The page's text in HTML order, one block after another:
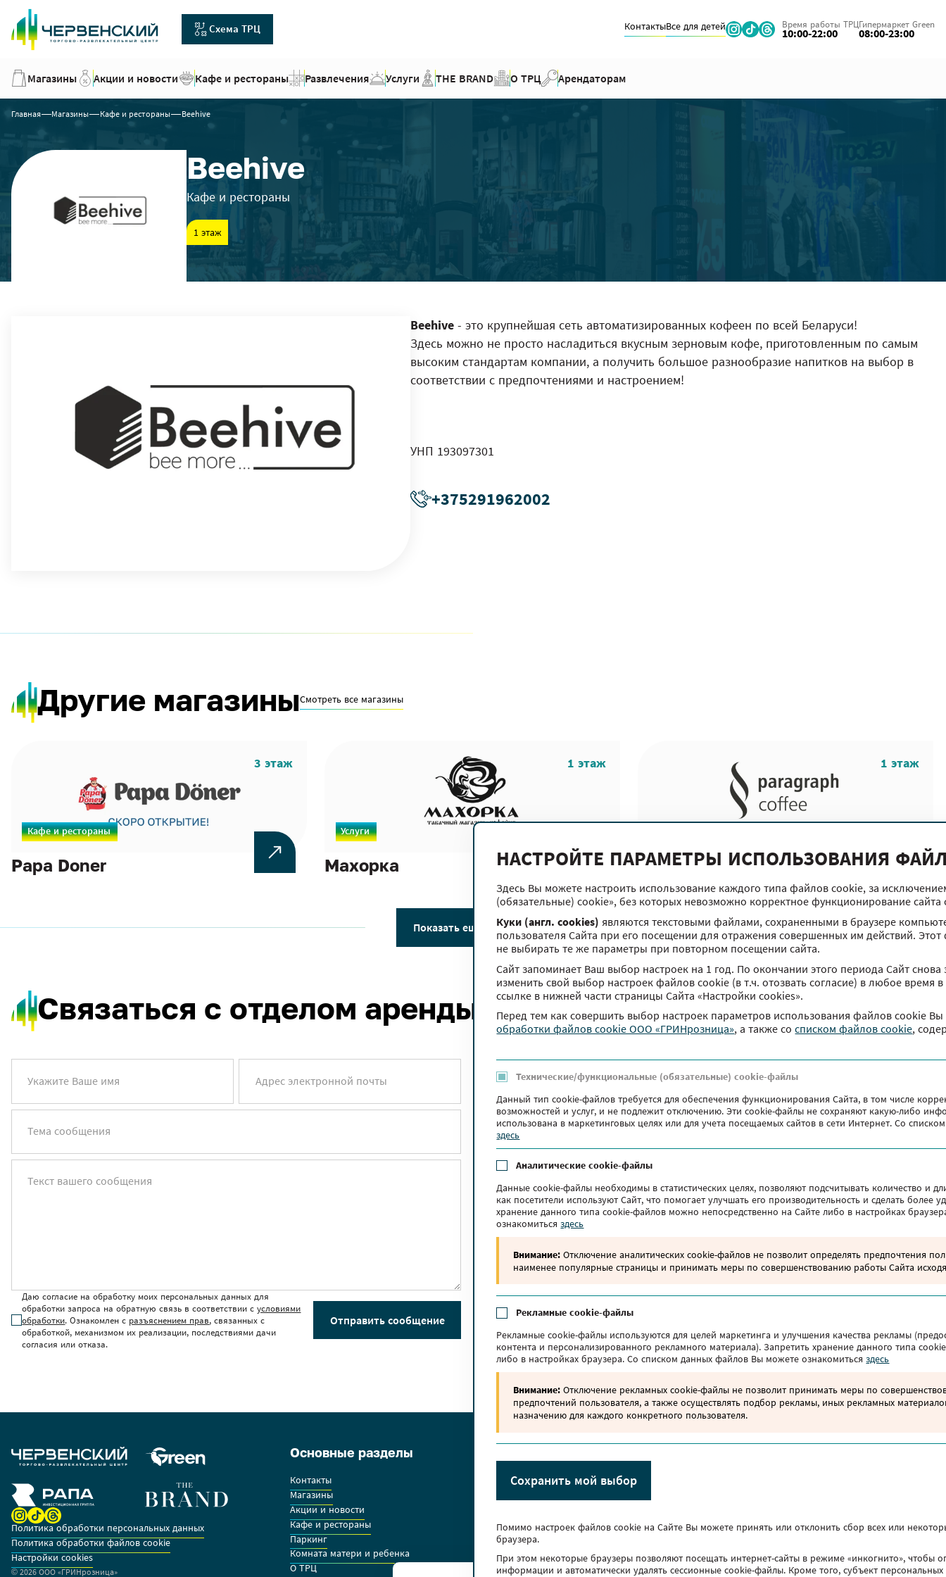
Схема ТРЦ КонтактыВсе для детей Время работы ТРЦ
10:00-22:00
Гипермаркет Green
08:00-23:00
Магазины Акции и новости Кафе и рестораны Развлечения Услуги THE BRAND О ТРЦ Арендаторам
Главная Магазины Кафе и рестораны Beehive
Beehive
Кафе и рестораны
1 этаж
Beehive- это крупнейшая сеть автоматизированных кофеен по всей Беларуси!
Здесь можно не просто насладиться вкусным зерновым кофе, приготовленным по самым
высоким стандартам компании, а получить большое разнообразие напитков на выбор в
соответствии с предпочтениями и настроением!
УНП 193097301
+375291962002
Другие магазиныСмотреть все магазины
Кафе и рестораны
3 этаж
Papa Doner
Услуги
1 этаж
Махорка
1 этаж
Paragraph Coffee
Показать еще магазины
Связаться с отделом аренды
Укажите Ваше имя Адрес электронной почты
Тема сообщения
Текст вашего сообщения
Даю согласие на обработку моих персональных данных для
обработки запроса на обратную связь в соответствии сусловиями
обработки. Ознакомлен с разъяснением прав, связанных с
обработкой, механизмом их реализации, последствиями дачи
согласия или отказа.
Отправить сообщение
На такси в ТРЦ Червенский
улица Маяковского, 6
Политика обработки персональных данных
Политика обработки файлов cookie
Настройки cookies
© 2026 OOO «ГРИНрозница»
Основные разделы
Контакты
Магазины
Акции и новости
Кафе и рестораны
Паркинг
Комната матери и ребенка
О ТРЦ
Размещение рекламы
Дополнительно
Время работы ТРЦГипермаркет Green
chervensky@green-market.by
НАСТРОЙТЕ ПАРАМЕТРЫ ИСПОЛЬЗОВАНИЯ
Здесь Вы можете настроить использование каждого типа файлов cookie, за
(обязательные) cookie», без которых невозможно корректное функционирование сайта
Куки (англ. cookies) являются текстовыми файлами, сохраненными в браузере
пользователя Сайта при его посещении для отражения совершенных им действий.
не выбирать те же параметры при повторном посещении сайта.
Сайт запоминает Ваш выбор настроек на 1 год. По окончании этого периода Сайт
изменить свой выбор настроек файлов сookie (в т.ч. отозвать согласие) в любое время
ссылке в нижней части страницы Сайта «Настройки cookies».
Перед тем как совершить выбор настроек параметров использования файлов сookie
обработки файлов cookie ООО «ГРИНрозница», а также coсписком файлов cookie,
Технические/функциональные (обязательные) cookie-файлы
Данный тип cookie-файлов требуется для обеспечения функционирования Сайта, в том числе
возможностей и услуг, и не подлежит отключению. Эти сookie-файлы не сохраняют какую-либо
использована в маркетинговых целях или для учета посещаемых сайтов в сети Интернет. Со
здесь
Аналитические cookie-файлы
Данные cookie-файлы необходимы в статистических целях, позволяют подсчитывать количество и
как посетители используют Сайт, что помогает улучшать его производительность и сделать более
хранение данного типа cookie-файлов можно непосредственно на Сайте либо в настройках
ознакомитьсяздесь
Внимание: Отключение аналитических cookie-файлов не позволит определять предпочтения
наименее популярные страницы и принимать меры по совершенствованию работы Сайта
Рекламные cookie-файлы
Рекламные cookie-файлы используются для целей маркетинга и улучшения качества рекламы
контента и персонализированного рекламного материала). Запретить хранение данного типа
либо в настройках браузера. Со списком данных файлов Вы можете ознакомитьсяздесь
Внимание: Отключение рекламных cookie-файлы не позволит принимать меры по
предпочтений пользователя, а также осуществлять подбор рекламы, иных рекламных
назначению для каждого конкретного пользователя.
Сохранить мой выбор
Помимо настроек файлов сookie на Сайте Вы можете принять или отклонить сбор всех или
браузера.
При этом некоторые браузеры позволяют посещать интернет-сайты в режиме «инкогнито», чтобы
информации и автоматически удалять сессионные cookie-файлы. Кроме того, субъект